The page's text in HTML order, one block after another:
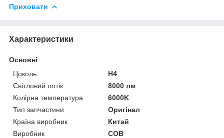
Приховати
Характеристики
Основні
Цоколь
H4
Світловий потік
8000 лм
Колірна температура
6000K
Тип запчастини
Оригінал
Країна виробник
Китай
Виробник
COB